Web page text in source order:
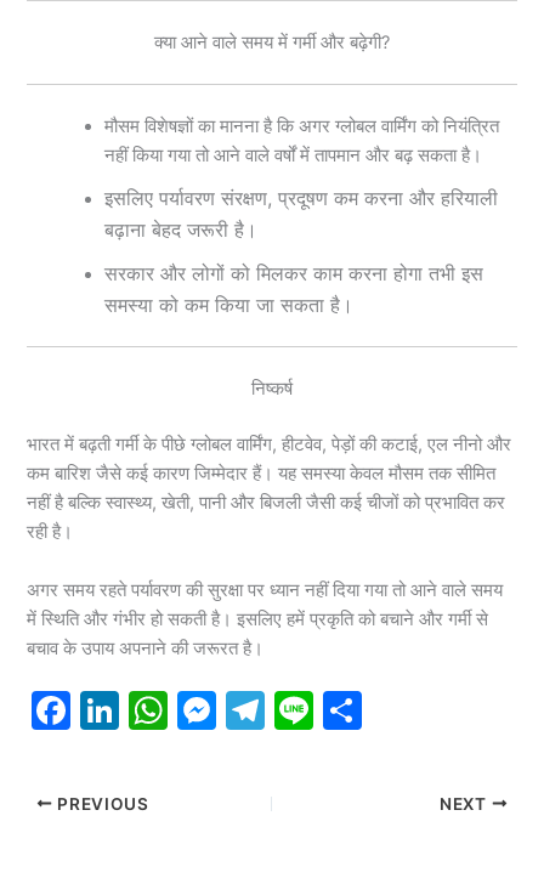
क्या आने वाले समय में गर्मी और बढ़ेगी?
मौसम विशेषज्ञों का मानना है कि अगर ग्लोबल वार्मिंग को नियंत्रित
नहीं किया गया तो आने वाले वर्षों में तापमान और बढ़ सकता है।
इसलिए पर्यावरण संरक्षण, प्रदूषण कम करना और हरियाली
बढ़ाना बेहद जरूरी है।
सरकार और लोगों को मिलकर काम करना होगा तभी इस
समस्या को कम किया जा सकता है।
निष्कर्ष
भारत में बढ़ती गर्मी के पीछे ग्लोबल वार्मिंग, हीटवेव, पेड़ों की कटाई, एल नीनो और
कम बारिश जैसे कई कारण जिम्मेदार हैं। यह समस्या केवल मौसम तक सीमित
नहीं है बल्कि स्वास्थ्य, खेती, पानी और बिजली जैसी कई चीजों को प्रभावित कर
रही है।
अगर समय रहते पर्यावरण की सुरक्षा पर ध्यान नहीं दिया गया तो आने वाले समय
में स्थिति और गंभीर हो सकती है। इसलिए हमें प्रकृति को बचाने और गर्मी से
बचाव के उपाय अपनाने की जरूरत है।
F
c
e
Li
k
e
W M T
e
gr
Li
PREVIOUS NEXT